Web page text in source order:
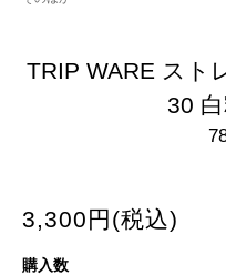
TRIP WARE スト
30
3,300円(税込)
購入数